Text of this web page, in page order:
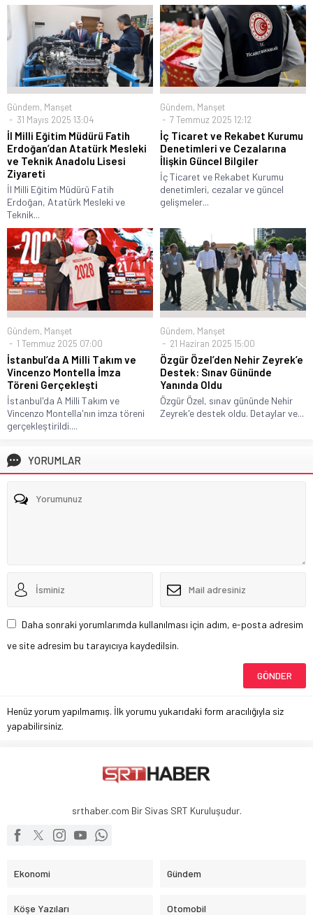
Gündem, Manşet
31 Mayıs 2025 13:04
İl Milli Eğitim Müdürü Fatih
Erdoğan’dan Atatürk Mesleki
ve Teknik Anadolu Lisesi
Ziyareti
İl Milli Eğitim Müdürü Fatih
Erdoğan, Atatürk Mesleki ve
Teknik...
Gündem, Manşet
7 Temmuz 2025 12:12
İç Ticaret ve Rekabet Kurumu
Denetimleri ve Cezalarına
İlişkin Güncel Bilgiler
İç Ticaret ve Rekabet Kurumu
denetimleri, cezalar ve güncel
gelişmeler...
Gündem, Manşet
1 Temmuz 2025 07:00
İstanbul’da A Milli Takım ve
Vincenzo Montella İmza
Töreni Gerçekleşti
İstanbul'da A Milli Takım ve
Vincenzo Montella'nın imza töreni
gerçekleştirildi....
Gündem, Manşet
21 Haziran 2025 15:00
Özgür Özel’den Nehir Zeyrek’e
Destek: Sınav Gününde
Yanında Oldu
Özgür Özel, sınav gününde Nehir
Zeyrek'e destek oldu. Detaylar ve...
YORUMLAR
Daha sonraki yorumlarımda kullanılması için adım, e-posta adresim
ve site adresim bu tarayıcıya kaydedilsin.
Henüz yorum yapılmamış. İlk yorumu yukarıdaki form aracılığıyla siz
yapabilirsiniz.
srthaber.com Bir Sivas SRT Kuruluşudur.
Ekonomi Gündem
Köşe Yazıları Otomobil